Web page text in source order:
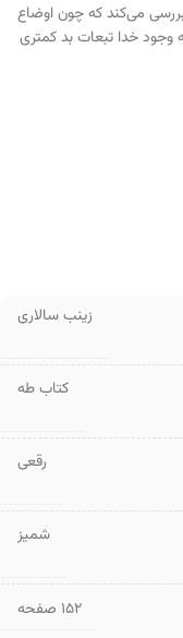
می‌کند که چون اوضاع
وجود خدا تبعات بد کمتری
زینب سالاری
کتاب طه
رقعی
شمیز
۱۵۲ صفحه